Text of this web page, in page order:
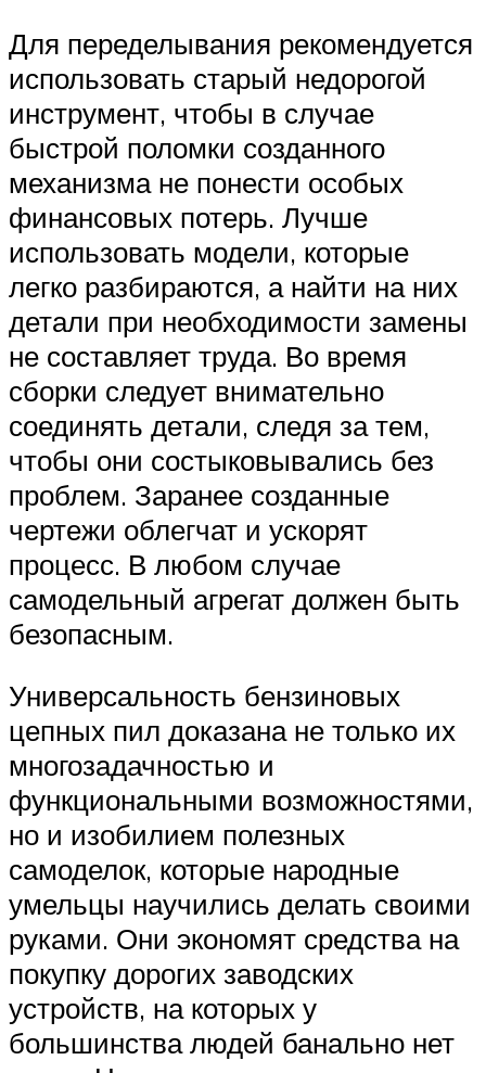
Для переделывания рекомендуется
использовать старый недорогой
инструмент, чтобы в случае
быстрой поломки созданного
механизма не понести особых
финансовых потерь. Лучше
использовать модели, которые
легко разбираются, а найти на них
детали при необходимости замены
не составляет труда. Во время
сборки следует внимательно
соединять детали, следя за тем,
чтобы они состыковывались без
проблем. Заранее созданные
чертежи облегчат и ускорят
процесс. В любом случае
самодельный агрегат должен быть
безопасным.
Универсальность бензиновых
цепных пил доказана не только их
многозадачностью и
функциональными возможностями,
но и изобилием полезных
самоделок, которые народные
умельцы научились делать своими
руками. Они экономят средства на
покупку дорогих заводских
устройств, на которых у
большинства людей банально нет